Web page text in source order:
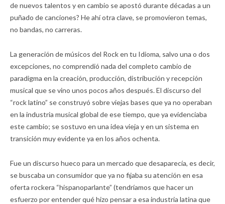
de nuevos talentos y en cambio se apostó durante décadas a un
puñado de canciones? He ahí otra clave, se promovieron temas,
no bandas, no carreras.
La generación de músicos del Rock en tu Idioma, salvo una o dos
excepciones, no comprendió nada del completo cambio de
paradigma en la creación, producción, distribución y recepción
musical que se vino unos pocos años después. El discurso del
“rock latino” se construyó sobre viejas bases que ya no operaban
en la industria musical global de ese tiempo, que ya evidenciaba
este cambio; se sostuvo en una idea vieja y en un sistema en
transición muy evidente ya en los años ochenta.
Fue un discurso hueco para un mercado que desaparecía, es decir,
se buscaba un consumidor que ya no fijaba su atención en esa
oferta rockera “hispanoparlante” (tendríamos que hacer un
esfuerzo por entender qué hizo pensar a esa industria latina que